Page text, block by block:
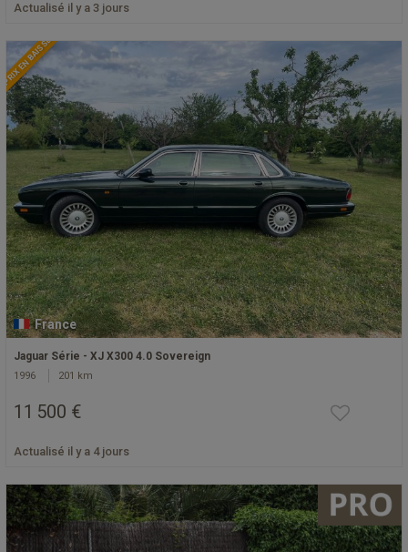
Actualisé il y a 3 jours
PRIX EN BAISSE
France
Jaguar Série - XJ X300 4.0 Sovereign
1996 201 km
11 500 €
Actualisé il y a 4 jours